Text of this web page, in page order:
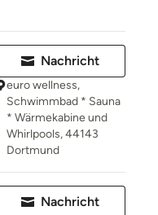
Nachricht
euro wellness,
Schwimmbad * Sauna
* Wärmekabine und
Whirlpools, 44143
Dortmund
Nachricht